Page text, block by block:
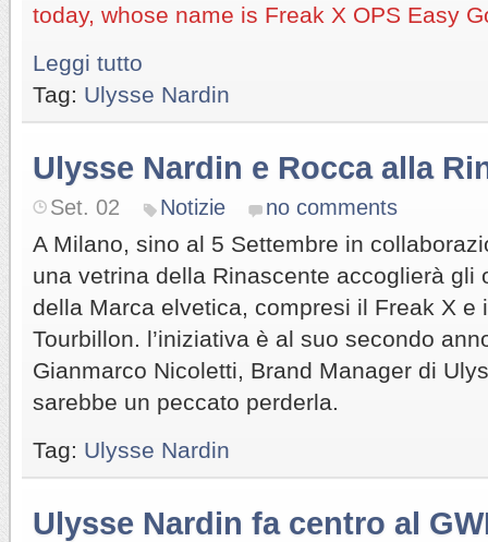
today, whose name is Freak X OPS Easy
Leggi tutto
Tag: Ulysse Nardin
Ulysse Nardin e Rocca alla
Set. 02 Notizie no comments
A Milano, sino al 5 Settembre in
una vetrina della Rinascente accoglierà gli
della Marca elvetica, compresi il Freak X e
Tourbillon. l’iniziativa è al suo secondo
Gianmarco Nicoletti, Brand Manager di
sarebbe un peccato perderla.
Tag: Ulysse Nardin
Ulysse Nardin fa centro al